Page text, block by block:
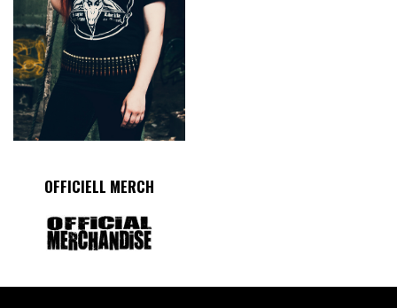
OFFICIELL MERCH